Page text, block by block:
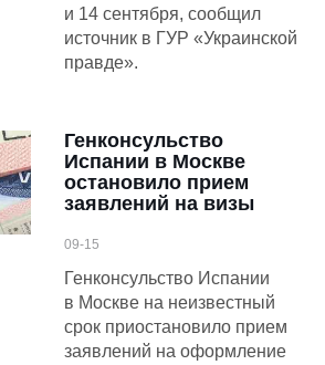
и 14 сентября, сообщил
источник в ГУР «Украинской
правде».
Генконсульство
Испании в Москве
остановило прием
заявлений на визы
09-15
Генконсульство Испании
в Москве на неизвестный
срок приостановило прием
заявлений на оформление